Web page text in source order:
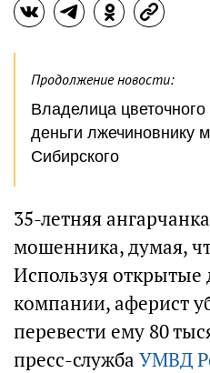
Продолжение новости:
Владелица
деньги лжечиновнику
Сибирского
35-летняя
мошенника, думая,
Используя открытые
компании, аферист
перевести ему 80
пресс-служба УМВД